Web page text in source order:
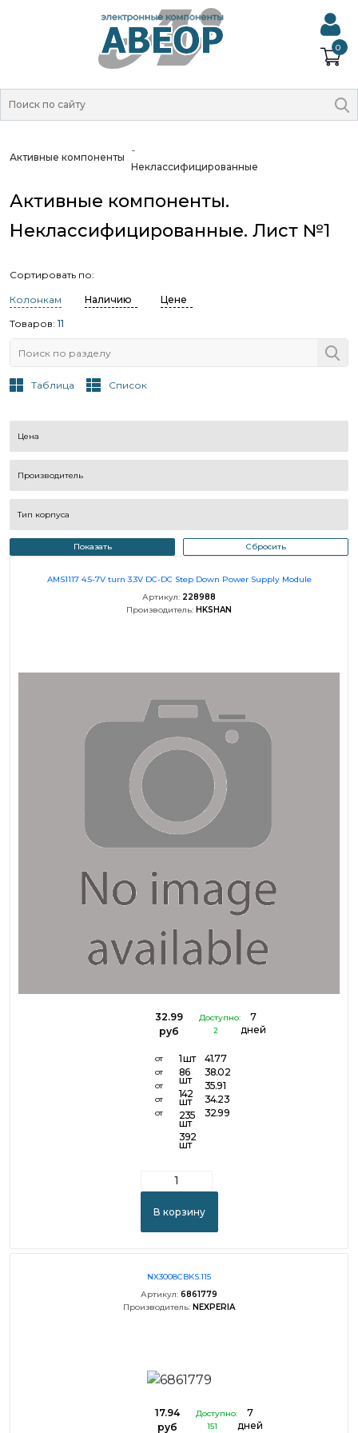
0
Активные компоненты
Неклассифицированные
Активные компоненты.
Неклассифицированные. Лист №1
Сортировать по:
Колонкам Наличию
Цене
Товаров: 11
Таблица Список
Цена
Производитель
Тип корпуса
Показать Сбросить
AMS1117 4.5-7V turn 3.3V DC-DC Step Down Power Supply Module
Артикул: 228988
Производитель: HKSHAN
32.99
руб
Доступно:
2
7
дней
от
от
от
от
от
1 шт
86
шт
142
шт
235
шт
392
шт
41.77
38.02
35.91
34.23
32.99
В корзину
NX3008CBKS.115
Артикул: 6861779
Производитель: NEXPERIA
17.94
руб
Доступно:
151
7
дней